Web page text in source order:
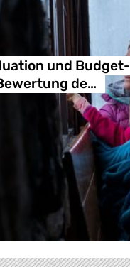
und Budget-
de…